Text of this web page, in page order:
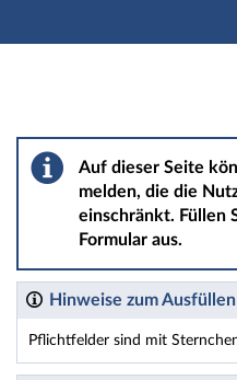
Barriere melden
Auf dieser Seite
melden, die die
einschränkt. Füllen
Formular aus.
Hinweise zum
Pflichtfelder sind mit
Dieses Formular enthält